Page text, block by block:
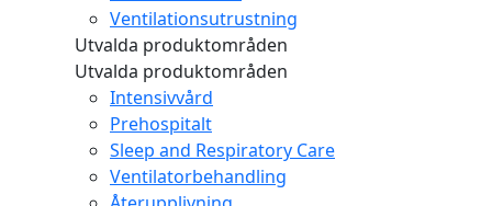
Ventilationsutrustning
Utvalda produktområden
Utvalda produktområden
Intensivvård
Prehospitalt
Sleep and Respiratory Care
Ventilatorbehandling